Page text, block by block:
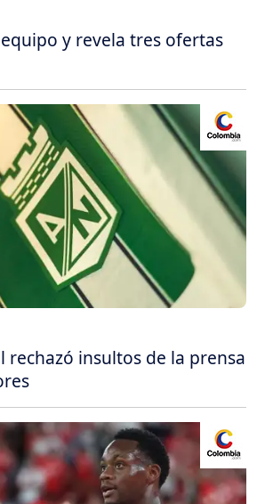
y revela tres ofertas
rechazó insultos de la prensa